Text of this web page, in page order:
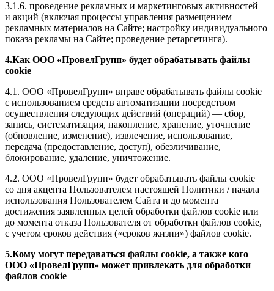
3.1.6. проведение рекламных и маркетинговых активностей
и акций (включая процессы управления размещением
рекламных материалов на Сайте; настройку индивидуального
показа рекламы на Сайте; проведение ретаргетинга).
4.Как ООО «ПровелГрупп» будет обрабатывать файлы
cookie
4.1. ООО «ПровелГрупп» вправе обрабатывать файлы cookie
с использованием средств автоматизации посредством
осуществления следующих действий (операций) — сбор,
запись, систематизация, накопление, хранение, уточнение
(обновление, изменение), извлечение, использование,
передача (предоставление, доступ), обезличивание,
блокирование, удаление, уничтожение.
4.2. ООО «ПровелГрупп» будет обрабатывать файлы cookie
со дня акцепта Пользователем настоящей Политики / начала
использования Пользователем Сайта и до момента
достижения заявленных целей обработки файлов cookie или
до момента отказа Пользователя от обработки файлов cookie,
с учетом сроков действия («сроков жизни») файлов cookie.
5.Кому могут передаваться файлы cookie, а также кого
ООО «ПровелГрупп» может привлекать для обработки
файлов cookie